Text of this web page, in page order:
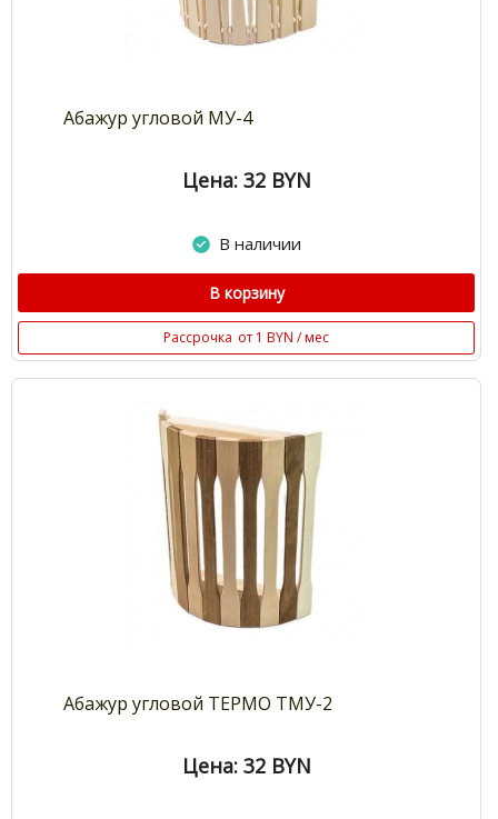
Абажур угловой МУ-4
Цена: 32 BYN
В наличии
В корзину
Рассрочка от 1 BYN / мес
Абажур угловой ТЕРМО ТМУ-2
Цена: 32 BYN